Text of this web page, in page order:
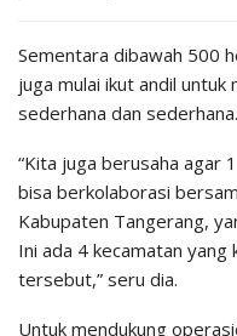
Sementara dibawah 500
juga mulai ikut andil
sederhana dan sederhana.
“Kita juga berusaha agar
bisa berkolaborasi
Kabupaten Tangerang,
Ini ada 4 kecamatan yang
tersebut,” seru dia.
Untuk mendukung